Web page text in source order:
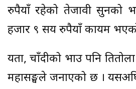
रुपैयाँ रहेको तेजावी
हजार ९ सय रुपैयाँ कायम
यता, चाँदीको भाउ पनि
महासङ्घले जनाएको छ । यसअघि